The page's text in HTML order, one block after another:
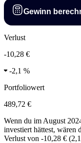
Gewinn
Verlust
-10,28 €
-2,1 %
Portfoliowert
489,72 €
Wenn du im August
investiert hättest, wären
Verlust von -10,28 € (